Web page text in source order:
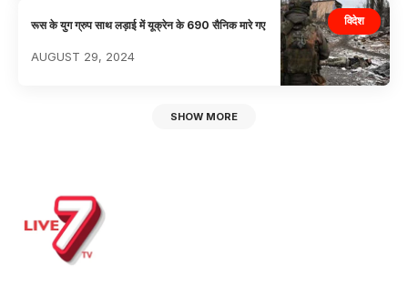
विदेश
रूस के युग ग्रुप साथ लड़ाई में यूक्रेन के 690 सैनिक मारे गए
AUGUST 29, 2024
SHOW MORE